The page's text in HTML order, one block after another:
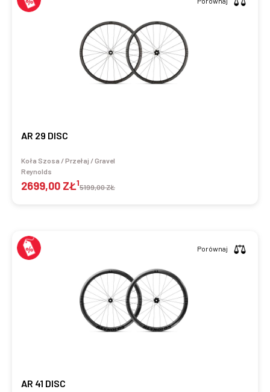
AR 29 DISC
Koła Szosa / Przełaj / Gravel
Reynolds
2699,00 ZŁ15199,00 ZŁ
AR 41 DISC
Porównaj